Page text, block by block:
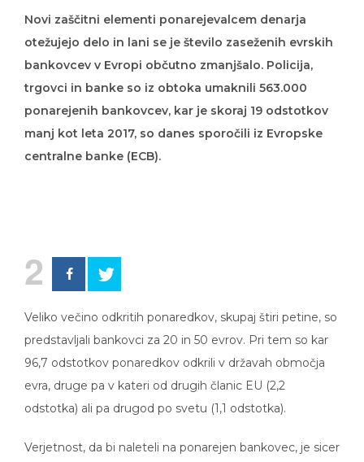
Novi zaščitni elementi ponarejevalcem denarja
otežujejo delo in lani se je število zaseženih evrskih
bankovcev v Evropi občutno zmanjšalo. Policija,
trgovci in banke so iz obtoka umaknili 563.000
ponarejenih bankovcev, kar je skoraj 19 odstotkov
manj kot leta 2017, so danes sporočili iz Evropske
centralne banke (ECB).
2
Veliko večino odkritih ponaredkov, skupaj štiri petine, so
predstavljali bankovci za 20 in 50 evrov. Pri tem so kar
96,7 odstotkov ponaredkov odkrili v državah območja
evra, druge pa v kateri od drugih članic EU (2,2
odstotka) ali pa drugod po svetu (1,1 odstotka).
Verjetnost, da bi naleteli na ponarejen bankovec, je sicer